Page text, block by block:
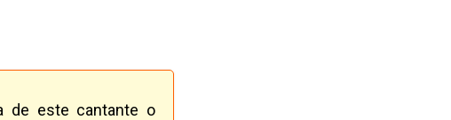
de este cantante o